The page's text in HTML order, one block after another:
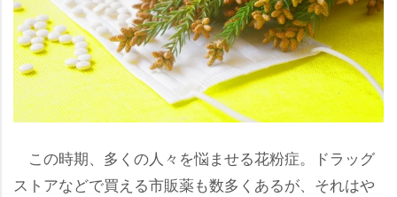
この時期、多くの人々を悩ませる花粉症。ドラッグ
ストアなどで買える市販薬も数多くあるが、それは